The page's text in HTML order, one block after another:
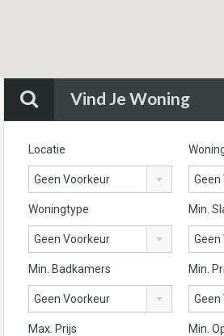
Vind Je Woning
Locatie
Geen Voorkeur Geen
Woningtype
Geen Voorkeur
Min.
Geen
Min. Badkamers
Geen Voorkeur
Min.
Geen
Max. Prijs Min.